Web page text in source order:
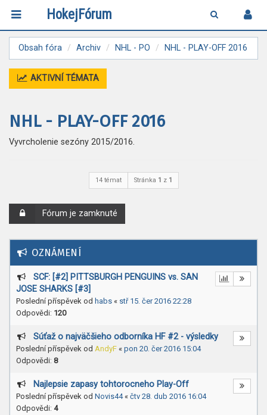
HokejFórum
Obsah fóra Archiv NHL - PO NHL - PLAY-OFF 2016
AKTIVNÍ TÉMATA
NHL - PLAY-OFF 2016
Vyvrcholenie sezóny 2015/2016.
14 témat Stránka 1 z 1
Fórum je zamknuté
OZNÁMENÍ
SCF: [#2] PITTSBURGH PENGUINS vs. SAN
JOSE SHARKS [#3]
Poslední příspěvek od habs « stř 15. čer 2016 22:28
Odpovědi: 120
Súťaž o najväčšieho odborníka HF #2 - výsledky
Poslední příspěvek od AndyF « pon 20. čer 2016 15:04
Odpovědi: 8
Najlepsie zapasy tohtorocneho Play-Off
Poslední příspěvek od Novis44« čtv 28. dub 2016 16:04
Odpovědi: 4